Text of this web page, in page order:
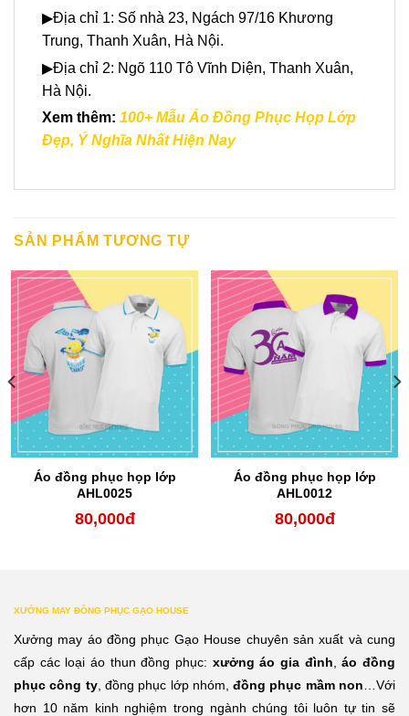
▶Địa chỉ 1: Số nhà 23, Ngách 97/16 Khương
Trung, Thanh Xuân, Hà Nội.
▶Địa chỉ 2: Ngõ 110 Tô Vĩnh Diện, Thanh Xuân,
Hà Nội.
Xem thêm: 100+ Mẫu Áo Đồng Phục Họp Lớp
Đẹp, Ý Nghĩa Nhất Hiện Nay
SẢN PHẨM TƯƠNG TỰ
Áo đồng phục họp lớp
AHL0025
80,000đ
Áo đồng phục họp lớp
AHL0012
80,000đ
XƯỞNG MAY ĐỒNG PHỤC GẠO HOUSE
Xưởng may áo đồng phục Gạo House chuyên sản xuất và cung
cấp các loại áo thun đồng phục: xưởng áo gia đình ,áo đồng
phục công ty, đồng phục lớp nhóm,đồng phục mầm non …Với
hơn 10 năm kinh nghiệm trong ngành chúng tôi luôn tự tin sẽ